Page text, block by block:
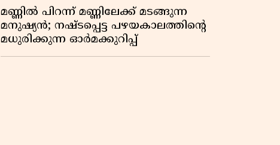
മണ്ണിൽ പിറന്ന് മണ്ണിലേക്ക് മടങ്ങുന്ന
മനുഷ്യൻ; നഷ്ടപ്പെട്ട പഴയകാലത്തിൻ്റെ
മധുരിക്കുന്ന ഓർമക്കുറിപ്പ്